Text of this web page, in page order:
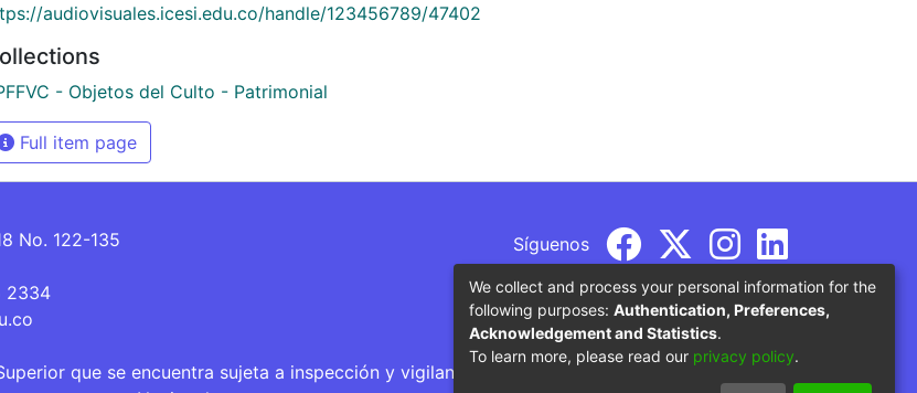
audiovisuales.icesi.edu.co/handle/123456789/47402
- Objetos del Culto - Patrimonial
Full item page
No. 122-135
2334
Síguenos
que se encuentra sujeta a inspección y vigilancia por parte del Ministerio de Educación
We collect and process your personal information for the
following purposes: Authentication, Preferences,
Acknowledgement and Statistics.
To learn more, please read our privacy policy.